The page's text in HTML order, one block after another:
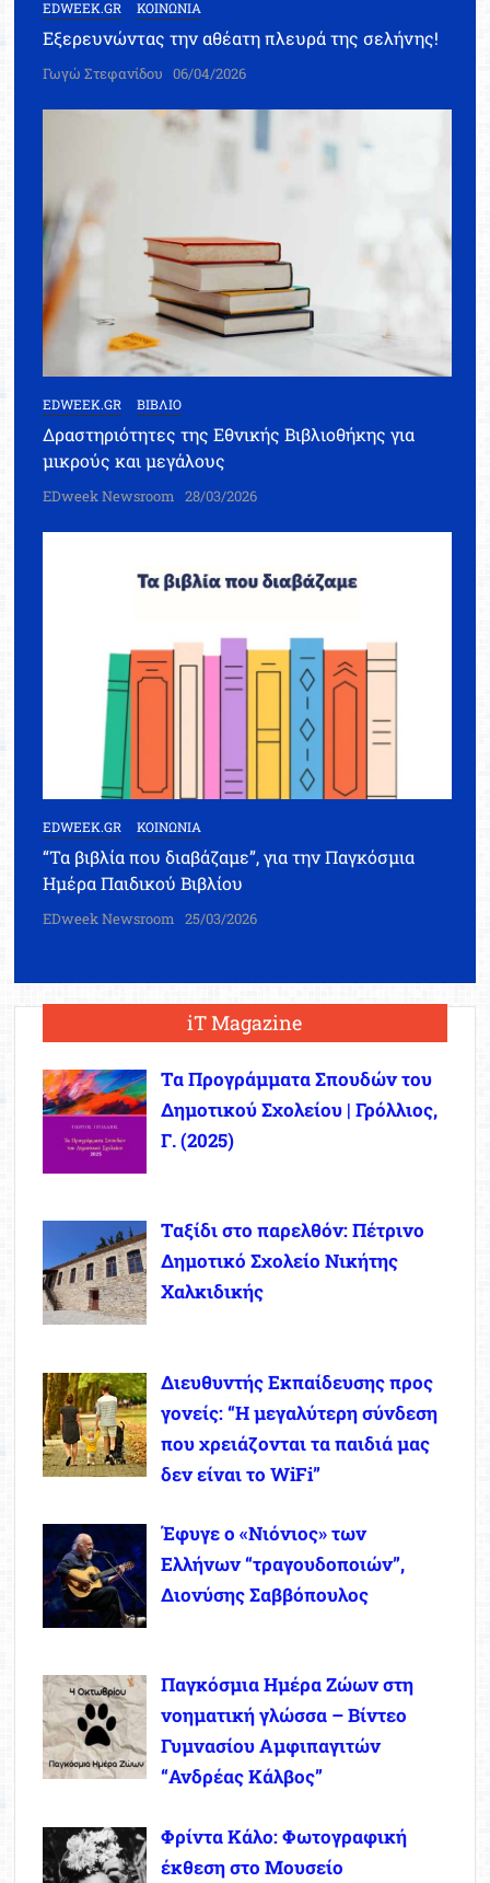
EDWEEK.GR ΚΟΙΝΩΝΙΑ
Εξερευνώντας την αθέατη πλευρά της σελήνης!
Γωγώ Στεφανίδου 06/04/2026
EDWEEK.GR ΒΙΒΛΙΟ
Δραστηριότητες της Εθνικής Βιβλιοθήκης για
μικρούς και μεγάλους
EDweek Newsroom 28/03/2026
EDWEEK.GR ΚΟΙΝΩΝΙΑ
“Τα βιβλία που διαβάζαμε”, για την Παγκόσμια
Ημέρα Παιδικού Βιβλίου
EDweek Newsroom 25/03/2026
iT Magazine
Τα Προγράμματα Σπουδών του
Δημοτικού Σχολείου | Γρόλλιος,
Γ. (2025)
Ταξίδι στο παρελθόν: Πέτρινο
Δημοτικό Σχολείο Νικήτης
Χαλκιδικής
Διευθυντής Εκπαίδευσης προς
γονείς: “Η μεγαλύτερη σύνδεση
που χρειάζονται τα παιδιά μας
δεν είναι το WiFi”
Έφυγε ο «Νιόνιος» των
Ελλήνων “τραγουδοποιών”,
Διονύσης Σαββόπουλος
Παγκόσμια Ημέρα Ζώων στη
νοηματική γλώσσα – Βίντεο
Γυμνασίου Αμφιπαγιτών
“Ανδρέας Κάλβος”
Φρίντα Κάλο: Φωτογραφική
έκθεση στο Μουσείο